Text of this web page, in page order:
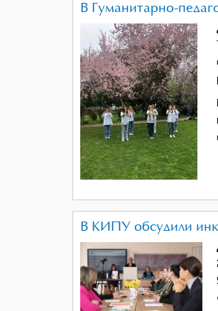
В Гуманитарно-
В КИПУ обсудили